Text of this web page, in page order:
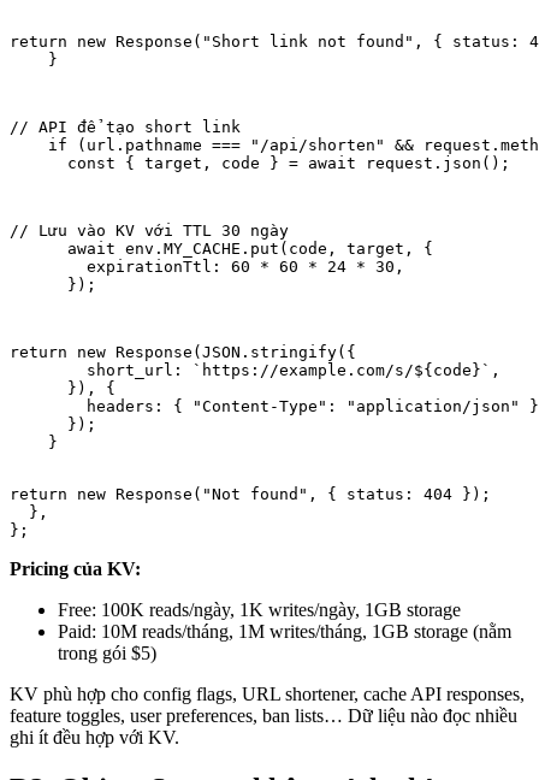
return new Response("Short link not found", { status:
    }
// API để tạo short link
if (url.pathname === "/api/shorten" &&
      const { target, code } = await request.json();
// Lưu vào KV với TTL 30 ngày
      await env.MY_CACHE.put(code, target, {
        expirationTtl: 60 * 60 * 24 * 30,
      });
return new Response(JSON.stringify({
        short_url: `https://example.com/s/${code}`,
      }), {
headers: { "Content-Type": "application/json"
      });
    }
return new Response("Not found", { status: 404 });
  },
};
Pricing của KV:
Free: 100K reads/ngày, 1K writes/ngày, 1GB storage
Paid: 10M reads/tháng, 1M writes/tháng, 1GB storage (nằm
trong gói $5)
KV phù hợp cho config flags, URL shortener, cache API responses,
feature toggles, user preferences, ban lists… Dữ liệu nào đọc nhiều
ghi ít đều hợp với KV.